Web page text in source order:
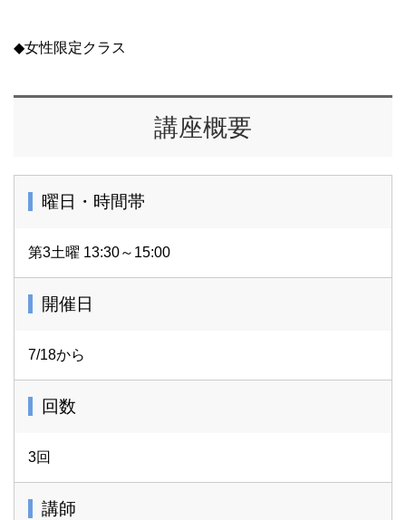
◆女性限定クラス
講座概要
曜日・時間帯
第3土曜 13:30～15:00
開催日
7/18から
回数
3回
講師